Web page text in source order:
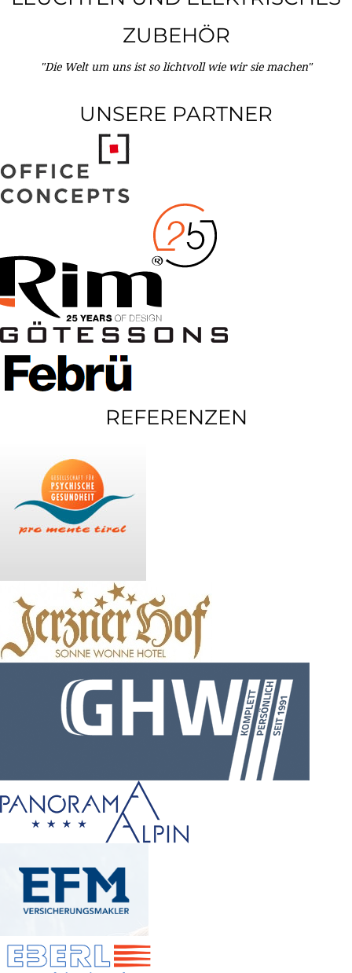
ZUBEHÖR
"Die Welt um uns ist so lichtvoll wie wir sie machen"
UNSERE PARTNER
REFERENZEN